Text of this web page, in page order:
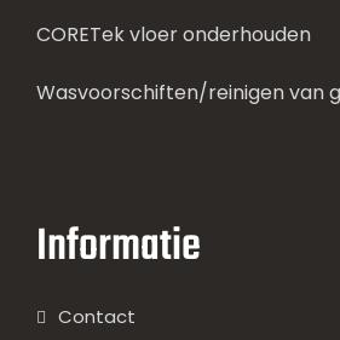
CORETek vloer onderhouden
Wasvoorschiften/reinigen van
Informatie
Contact